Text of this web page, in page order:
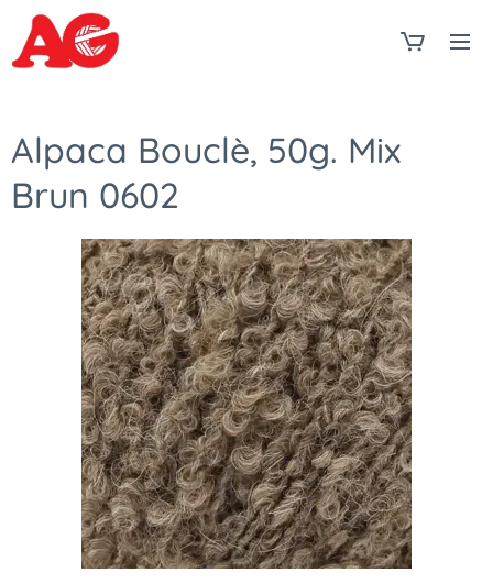
Alpaca Bouclè, 50g. Mix
Brun 0602